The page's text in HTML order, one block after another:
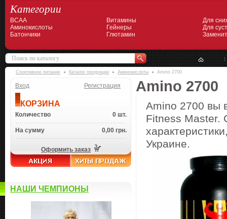
Категории
BCAA
Аминокислоты
Батончики
Витамины
Гейнеры
Глютамин
Для
Для
Спортивное питание Каталог продукции Аминокислоты Amino 2700
Вход Регистрация
КОРЗИНА
Количество 0 шт.
На сумму 0,00 грн.
Оформить заказ
НАШИ ЧЕМПИОНЫ
Amino 2700
Amino 2700 вы
Fitness Master.
Украине.